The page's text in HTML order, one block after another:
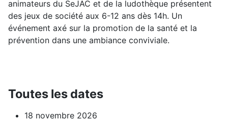
animateurs du SeJAC et de la ludothèque présentent
des jeux de société aux 6-12 ans dès 14h. Un
événement axé sur la promotion de la santé et la
prévention dans une ambiance conviviale.
Toutes les dates
18 novembre 2026